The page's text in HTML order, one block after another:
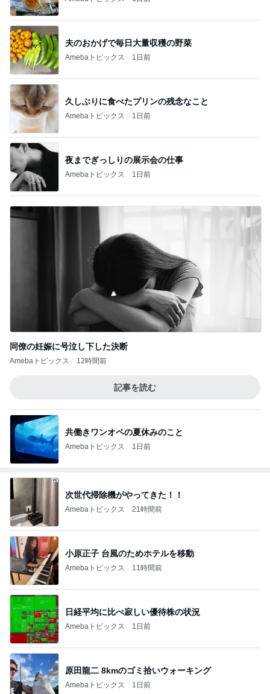
夫のおかげで毎日大量収穫の野菜
Amebaトピックス 1日前
久しぶりに食べたプリンの残念なこと
Amebaトピックス 1日前
夜までぎっしりの展示会の仕事
Amebaトピックス 1日前
同僚の妊娠に号泣し下した決断
Amebaトピックス 12時間前
記事を読む
共働きワンオペの夏休みのこと
Amebaトピックス 1日前
次世代掃除機がやってきた！！
Amebaトピックス 21時間前
小原正子 台風のためホテルを移動
Amebaトピックス 11時間前
日経平均に比べ寂しい優待株の状況
Amebaトピックス 1日前
原田龍二 8kmのゴミ拾いウォーキング
Amebaトピックス 1日前